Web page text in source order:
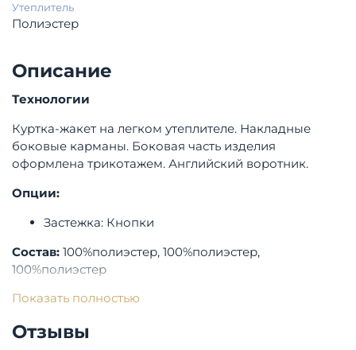
Утеплитель
Полиэстер
Описание
Технологии
Куртка-жакет на легком утеплителе. Накладные
боковые карманы. Боковая часть изделия
оформлена трикотажем. Английский воротник.
Опции:
Застежка: Кнопки
Состав: 100%полиэстер, 100%полиэстер,
100%полиэстер
Бренд:Bulmer
Показать полностью
Отзывы